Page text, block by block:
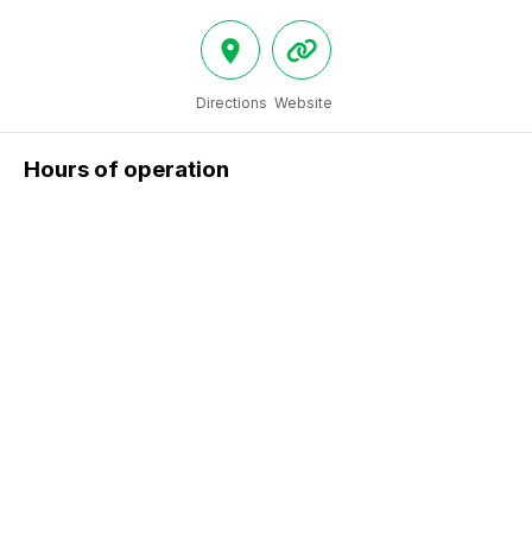
Directions Website
Hours of operation